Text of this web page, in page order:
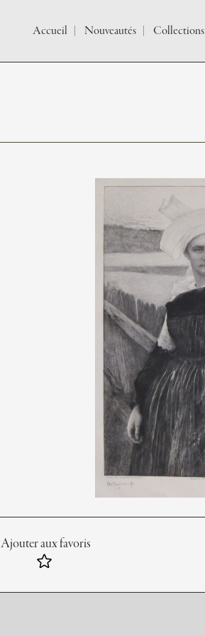
Accueil Nouveautés Collections
Ajouter aux favoris